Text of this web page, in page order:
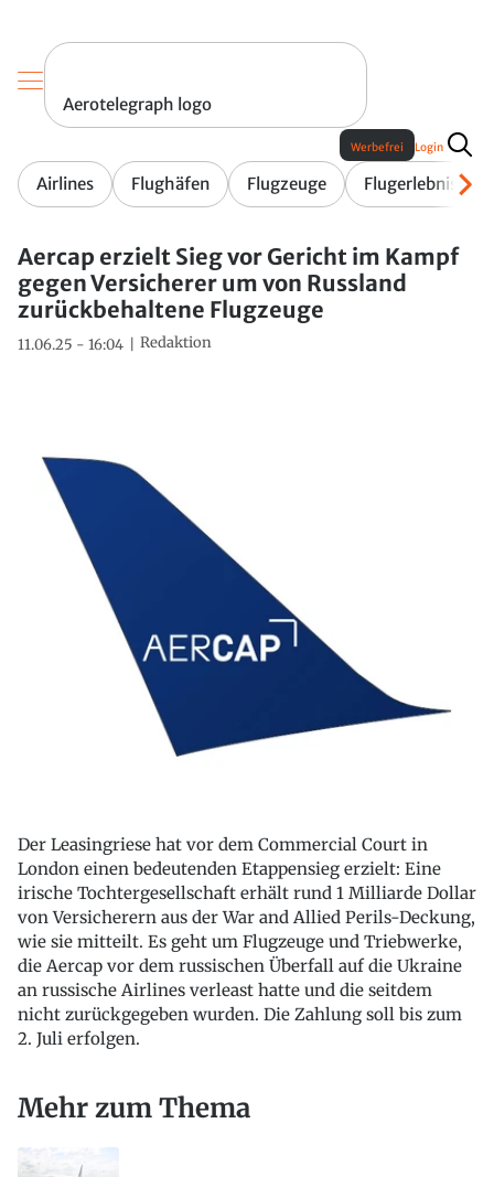
Aerotelegraph logo
Airlines Flughäfen Flugzeuge Flugerlebnis
Werbefrei Login
Aercap erzielt Sieg vor Gericht im Kampf
gegen Versicherer um von Russland
zurückbehaltene Flugzeuge
11.06.25 - 16:04 Redaktion
Der Leasingriese hat vor dem Commercial Court in
London einen bedeutenden Etappensieg erzielt: Eine
irische Tochtergesellschaft erhält rund 1 Milliarde Dollar
von Versicherern aus der War and Allied Perils-Deckung,
wie sie mitteilt. Es geht um Flugzeuge und Triebwerke,
die Aercap vor dem russischen Überfall auf die Ukraine
an russische Airlines verleast hatte und die seitdem
nicht zurückgegeben wurden. Die Zahlung soll bis zum
2. Juli erfolgen.
Mehr zum Thema